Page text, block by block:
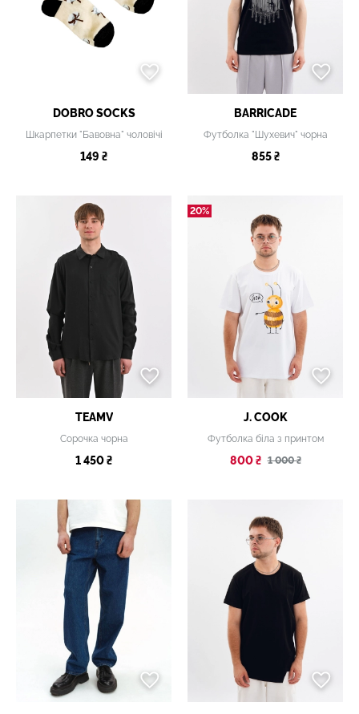
DOBRO SOCKS
Шкарпетки "Бавовна" чоловічі
149 ₴
BARRICADE
Футболка "Шухевич" чорна
855 ₴
TEAMV
Сорочка чорна
1 450 ₴
20%
J. COOK
Футболка біла з принтом
800 ₴ 1 000 ₴